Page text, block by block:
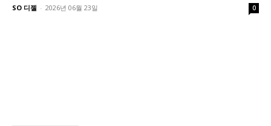
SO 디젤 - 2026년 06월 23일 0